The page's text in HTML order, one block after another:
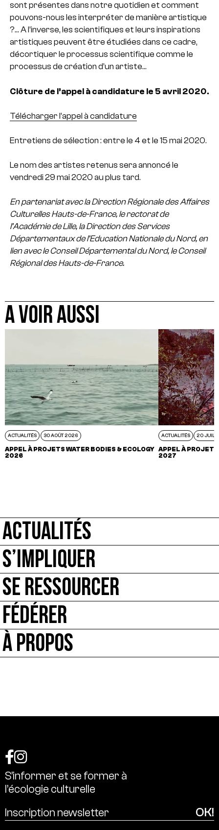
sont présentes dans notre quotidien et comment
pouvons-nous les interpréter de manière artistique
?… A l’inverse, les scientifiques et leurs inspirations
artistiques peuvent être étudiées dans ce cadre,
décortiquer le processus scientifique comme le
processus de création d’un artiste…
Clôture de l’appel à candidature le 5 avril 2020.
Télécharger l’appel à candidature
Entretiens de sélection : entre le 4 et le 15 mai 2020.
Le nom des artistes retenus sera annoncé le
vendredi 29 mai 2020 au plus tard.
En partenariat avec la Direction Régionale des Affaires
Culturelles Hauts-de-France, le rectorat de
l’Académie de Lille, la Direction des Services
Départementaux de l’Education Nationale du Nord, en
lien avec le Conseil Départemental du Nord, le Conseil
Régional des Hauts-de-France.
A VOIR AUSSI
ACTUALITÉS 30 AOÛT 2026
APPEL À PROJETS WATER BODIES & ECOLOGY
2026
ACTUALITÉS 20 JUIL
APPEL À
2027
ACTUALITÉS
S’IMPLIQUER
SE RESSOURCER
FÉDÉRER
À PROPOS
S’informer et se former à
l’écologie culturelle